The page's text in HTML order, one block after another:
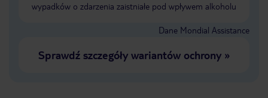
wypadków o zdarzenia zaistniałe pod wpływem alkoholu
Dane Mondial Assistance
Sprawdź szczegóły wariantów ochrony»